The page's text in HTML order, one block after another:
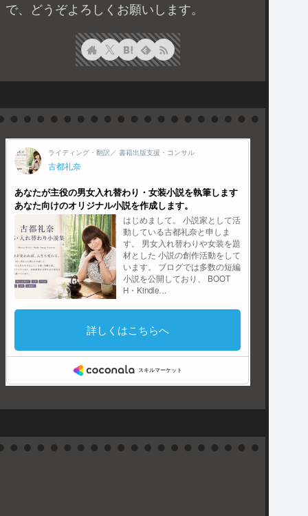
で、どうぞよろしくお願いします。